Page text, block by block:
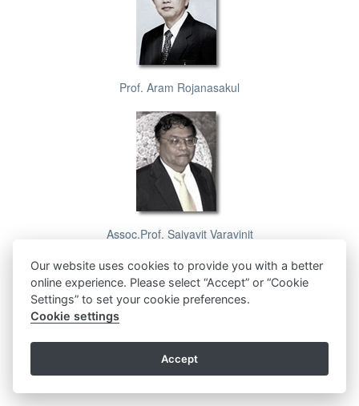
Prof. Aram Rojanasakul
Assoc.Prof. Saiyavit Varavinit
Mrs. Pornthip Puncharoen
Our website uses cookies to provide you with a better
online experience. Please select “Accept” or “Cookie
Settings” to set your cookie preferences.
Cookie settings
Accept